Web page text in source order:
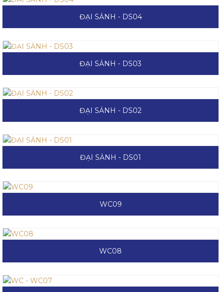
ĐẠI SẢNH - DS04
ĐẠI SẢNH - DS03
ĐẠI SẢNH - DS02
ĐẠI SẢNH - DS01
WC09
WC08